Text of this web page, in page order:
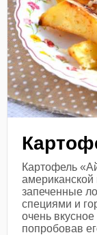
Картофель
запеченные
специями и
очень
попробовав